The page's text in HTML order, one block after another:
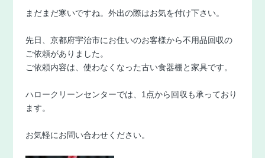
まだまだ寒いですね。外出の際はお気を付け下さい。
先日、京都府宇治市にお住いのお客様から不用品回収の
ご依頼がありました。
ご依頼内容は、使わなくなった古い食器棚と家具です。
ハロークリーンセンターでは、1点から回収も承っており
ます。
お気軽にお問い合わせください。